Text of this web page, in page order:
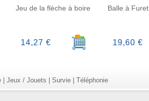
au panier
Jeu de la flèche à boire
Ajouter au panier
14,27 €
Balle à Furet
19,60 €
| Jeux / Jouets Survie| Téléphonie